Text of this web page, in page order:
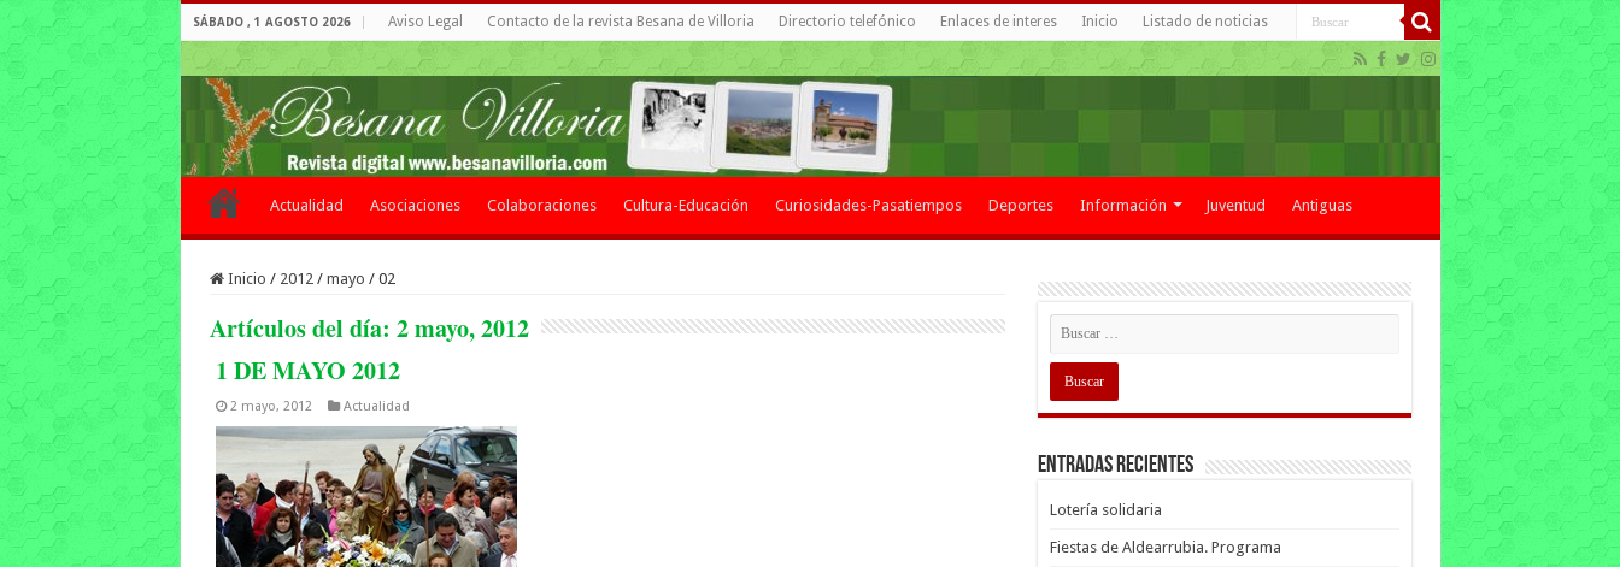
SÁBADO , 1 AGOSTO 2026 Aviso Legal Contacto de la revista Besana de Villoria Directorio telefónico Enlaces de interes Inicio Listado de noticias
Actualidad Asociaciones Colaboraciones Cultura-Educación Curiosidades-Pasatiempos Deportes Información Juventud Antiguas
Inicio / 2012 / mayo / 02
Artículos del día: 2 mayo, 2012
1 DE MAYO 2012
2 mayo, 2012 Actualidad
Entradas recientes
Lotería solidaria
Fiestas de Aldearrubia. Programa